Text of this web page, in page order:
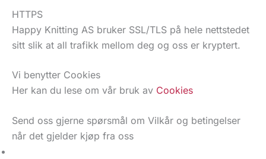
HTTPS
Happy Knitting AS bruker SSL/TLS på hele nettstedet
sitt slik at all trafikk mellom deg og oss er kryptert.
Vi benytter Cookies
Her kan du lese om vår bruk av Cookies
Send oss gjerne spørsmål om Vilkår og betingelser
når det gjelder kjøp fra oss